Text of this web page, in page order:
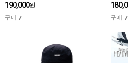
190,000원
구매 7
구매 7